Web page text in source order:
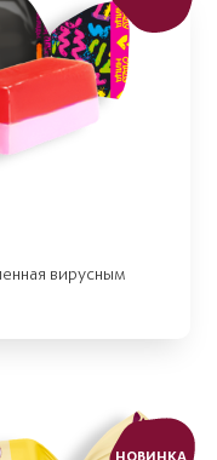
вирусным
НОВИНКА